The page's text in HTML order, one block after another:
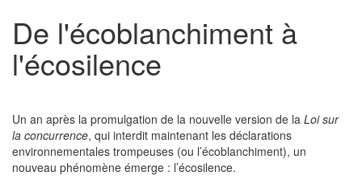
De l'écoblanchiment à
l'écosilence
Un an après la promulgation de la nouvelle version de la Loi sur
la concurrence, qui interdit maintenant les déclarations
environnementales trompeuses (ou l’écoblanchiment), un
nouveau phénomène émerge : l’écosilence.